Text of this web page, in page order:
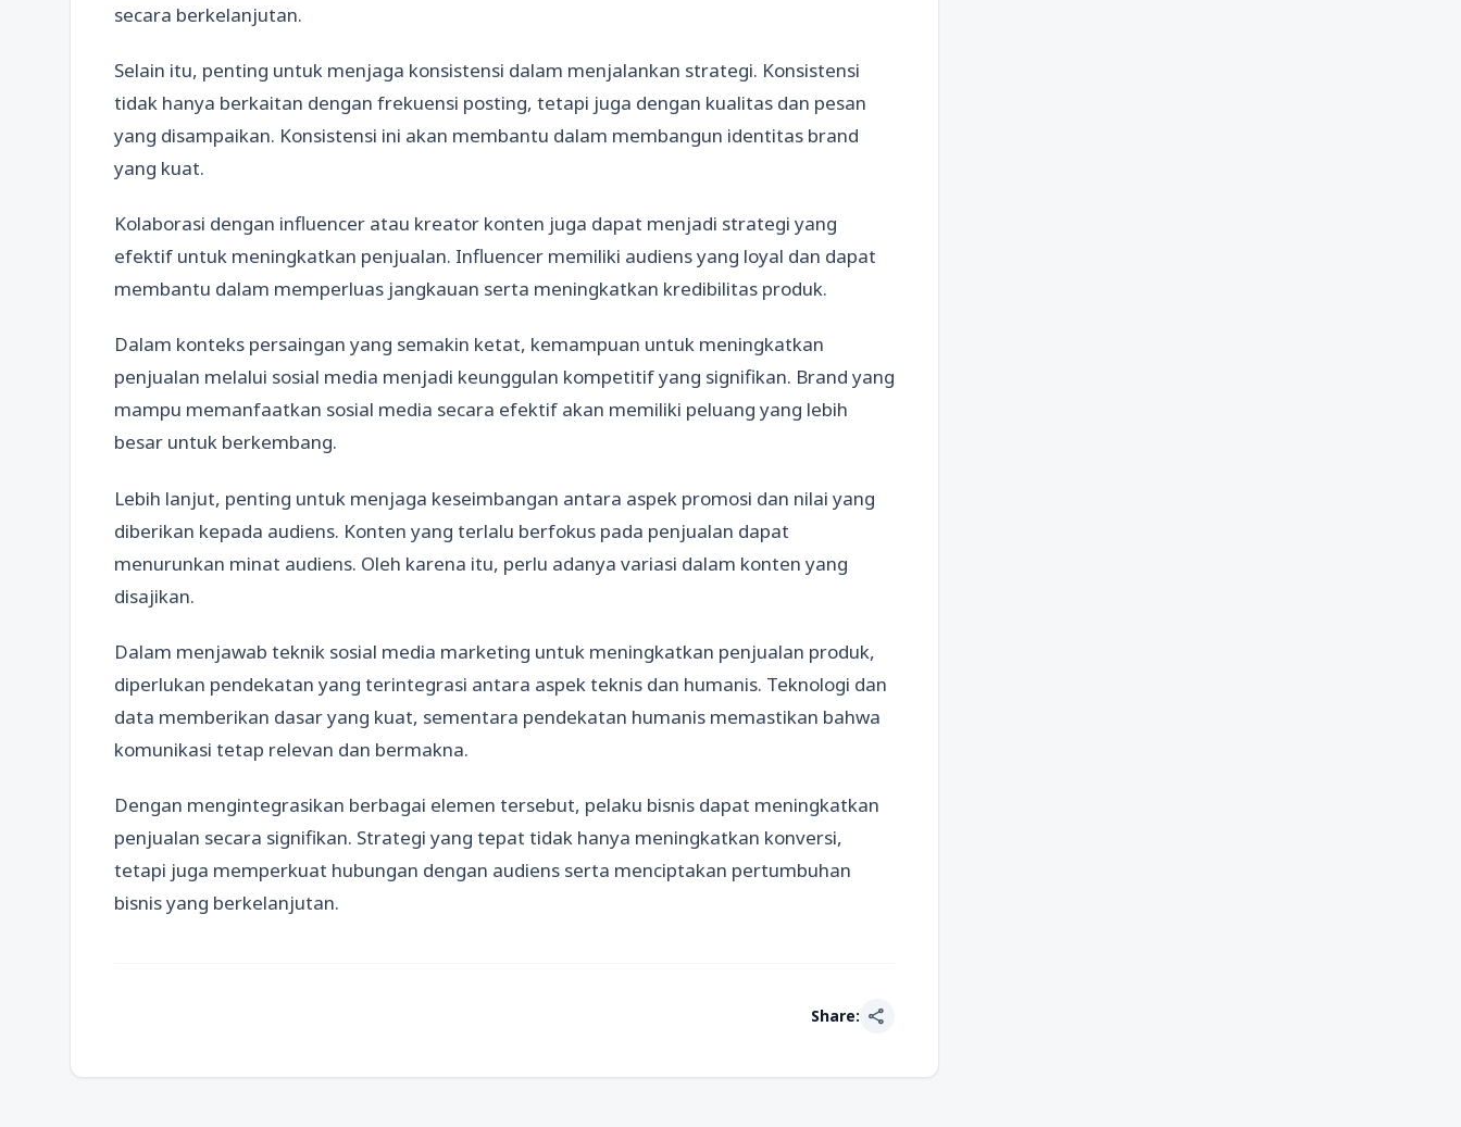
secara berkelanjutan.
Selain itu, penting untuk menjaga konsistensi dalam menjalankan strategi. Konsistensi
tidak hanya berkaitan dengan frekuensi posting, tetapi juga dengan kualitas dan pesan
yang disampaikan. Konsistensi ini akan membantu dalam membangun identitas brand
yang kuat.
Kolaborasi dengan influencer atau kreator konten juga dapat menjadi strategi yang
efektif untuk meningkatkan penjualan. Influencer memiliki audiens yang loyal dan dapat
membantu dalam memperluas jangkauan serta meningkatkan kredibilitas produk.
Dalam konteks persaingan yang semakin ketat, kemampuan untuk meningkatkan
penjualan melalui sosial media menjadi keunggulan kompetitif yang signifikan. Brand yang
mampu memanfaatkan sosial media secara efektif akan memiliki peluang yang lebih
besar untuk berkembang.
Lebih lanjut, penting untuk menjaga keseimbangan antara aspek promosi dan nilai yang
diberikan kepada audiens. Konten yang terlalu berfokus pada penjualan dapat
menurunkan minat audiens. Oleh karena itu, perlu adanya variasi dalam konten yang
disajikan.
Dalam menjawab teknik sosial media marketing untuk meningkatkan penjualan produk,
diperlukan pendekatan yang terintegrasi antara aspek teknis dan humanis. Teknologi dan
data memberikan dasar yang kuat, sementara pendekatan humanis memastikan bahwa
komunikasi tetap relevan dan bermakna.
Dengan mengintegrasikan berbagai elemen tersebut, pelaku bisnis dapat meningkatkan
penjualan secara signifikan. Strategi yang tepat tidak hanya meningkatkan konversi,
tetapi juga memperkuat hubungan dengan audiens serta menciptakan pertumbuhan
bisnis yang berkelanjutan.
Share: share